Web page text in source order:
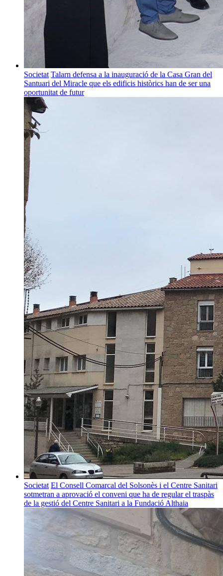
Societat Talarn defensa a la inauguració de la Casa Gran del
Santuari del Miracle que els edificis històrics han de ser una
oportunitat de futur
Societat El Consell Comarcal del Solsonès i el Centre Sanitari
sotmetran a aprovació el conveni que ha de regular el traspàs
de la gestió del Centre Sanitari a la Fundació Althaia